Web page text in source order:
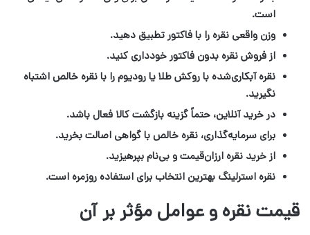
است.
وزن واقعی نقره را با فاکتور تطبیق دهید.
از فروش نقره بدون فاکتور خودداری کنید.
نقره آبکاری‌شده با روکش طلا یا رودیوم را با نقره خالص اشتباه
نگیرید.
در خرید آنلاین، حتماً گزینه بازگشت کالا فعال باشد.
برای سرمایه‌گذاری، نقره خالص با گواهی اصالت بخرید.
از خرید نقره ارزان‌قیمت و بی‌نام بپرهیزید.
نقره استرلینگ بهترین انتخاب برای استفاده روزمره است.
قیمت نقره و عوامل مؤثر بر آن